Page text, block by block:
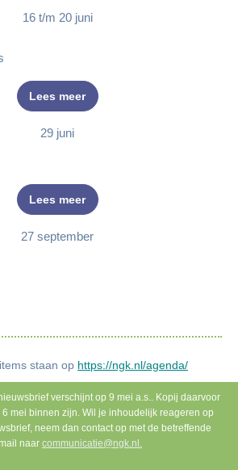
16 t/m 20 juni
Lees meer
29 juni
Lees meer
27 september
staan op https://ngk.nl/agenda/
verschijnt op 9 mei a.s.. Kopij daarvoor
mei binnen zijn. Wil je inhoudelijk reageren op
neem dan contact op met de betreffende
naar communicatie@ngk.nl.